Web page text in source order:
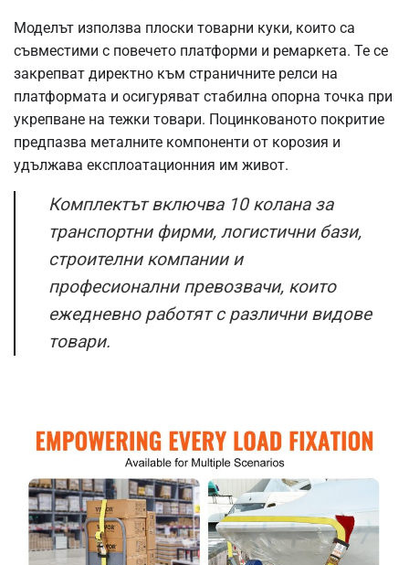
Моделът използва плоски товарни куки, които са
съвместими с повечето платформи и ремаркета. Те се
закрепват директно към страничните релси на
платформата и осигуряват стабилна опорна точка при
укрепване на тежки товари. Поцинкованото покритие
предпазва металните компоненти от корозия и
удължава експлоатационния им живот.
Комплектът включва 10 колана за
транспортни фирми, логистични бази,
строителни компании и
професионални превозвачи, които
ежедневно работят с различни видове
товари.